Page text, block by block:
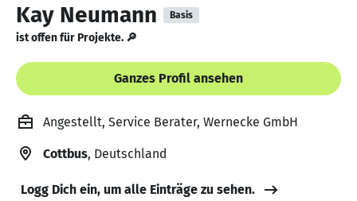
Kay Neumann Basis
ist offen für Projekte. 🔎
Ganzes Profil ansehen
Angestellt, Service Berater, Wernecke GmbH
Cottbus, Deutschland
Logg Dich ein, um alle Einträge zu sehen.